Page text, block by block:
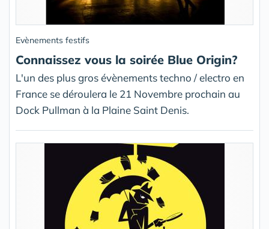
Evènements festifs
Connaissez vous la soirée Blue Origin?
L'un des plus gros évènements techno / electro en
France se déroulera le 21 Novembre prochain au
Dock Pullman à la Plaine Saint Denis.